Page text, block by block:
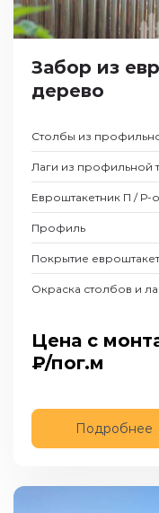
Забор из
дерево
Столбы из
Лаги из профильной
Евроштакетник П / Р-
Профиль
Покрытие
Окраска столбов и
Цена с
₽/пог.м
Подробнее